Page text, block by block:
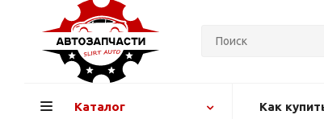
Каталог Как